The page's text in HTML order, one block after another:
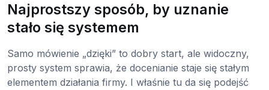
Najprostszy sposób, by uznanie
stało się systemem
Samo mówienie „dzięki” to dobry start, ale widoczny,
prosty system sprawia, że docenianie staje się stałym
elementem działania firmy. I właśnie tu da się podejść